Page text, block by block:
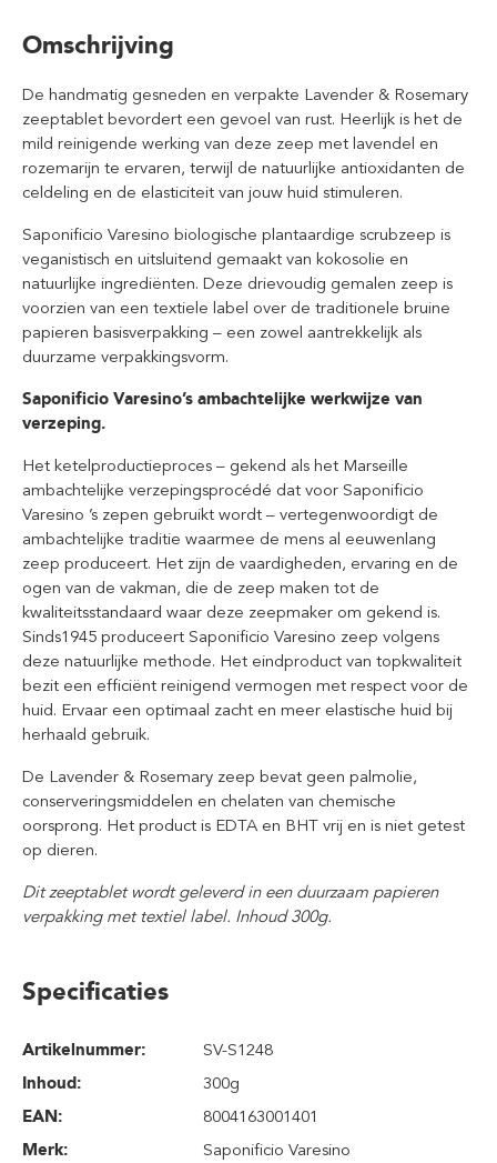
Omschrijving
De handmatig gesneden en verpakte Lavender & Rosemary
zeeptablet bevordert een gevoel van rust. Heerlijk is het de
mild reinigende werking van deze zeep met lavendel en
rozemarijn te ervaren, terwijl de natuurlijke antioxidanten de
celdeling en de elasticiteit van jouw huid stimuleren.
Saponificio Varesino biologische plantaardige scrubzeep is
veganistisch en uitsluitend gemaakt van kokosolie en
natuurlijke ingrediënten. Deze drievoudig gemalen zeep is
voorzien van een textiele label over de traditionele bruine
papieren basisverpakking – een zowel aantrekkelijk als
duurzame verpakkingsvorm.
Saponificio Varesino’s ambachtelijke werkwijze van
verzeping.
Het ketelproductieproces – gekend als het Marseille
ambachtelijke verzepingsprocédé dat voor Saponificio
Varesino ’s zepen gebruikt wordt – vertegenwoordigt de
ambachtelijke traditie waarmee de mens al eeuwenlang
zeep produceert. Het zijn de vaardigheden, ervaring en de
ogen van de vakman, die de zeep maken tot de
kwaliteitsstandaard waar deze zeepmaker om gekend is.
Sinds1945 produceert Saponificio Varesino zeep volgens
deze natuurlijke methode. Het eindproduct van topkwaliteit
bezit een efficiënt reinigend vermogen met respect voor de
huid. Ervaar een optimaal zacht en meer elastische huid bij
herhaald gebruik.
De Lavender & Rosemary zeep bevat geen palmolie,
conserveringsmiddelen en chelaten van chemische
oorsprong. Het product is EDTA en BHT vrij en is niet getest
op dieren.
Dit zeeptablet wordt geleverd in een duurzaam papieren
verpakking met textiel label. Inhoud 300g.
Specificaties
Artikelnummer:
SV-S1248
Inhoud:
300g
EAN:
8004163001401
Merk:
Saponificio Varesino